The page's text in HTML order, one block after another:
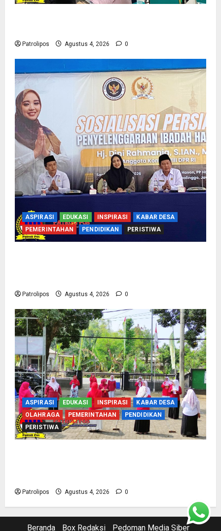
Patrolipos Agustus 4, 2026 0
ASPIRASI EDUKASI INSPIRASI
KABAR DESA
PEMERINTAHAN
PENDIDIKAN PERISTIWA
Patrolipos Agustus 4, 2026 0
ASPIRASI EDUKASI INSPIRASI
KABAR DESA
OLAHRAGA
PEMERINTAHAN
PENDIDIKAN
PERISTIWA
Patrolipos Agustus 4, 2026 0
Beranda Box Redaksi Pedoman Media Siber